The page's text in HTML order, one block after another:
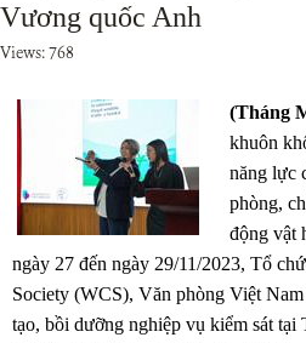
Vương quốc Anh
Views: 768
(Tháng
khuôn
năng lực
phòng,
động vật
ngày 27 đến ngày 29/11/2023, Tổ
Society (WCS), Văn phòng Việt
tạo, bồi dưỡng nghiệp vụ kiểm sát